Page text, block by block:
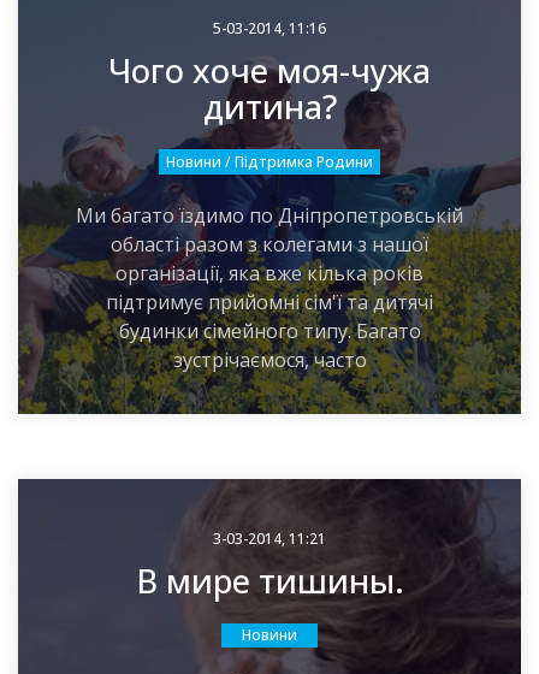
5-03-2014, 11:16
Чого хоче моя-чужа
дитина?
Новини / Підтримка Родини
Ми багато їздимо по Дніпропетровській
області разом з колегами з нашої
організації, яка вже кілька років
підтримує прийомні сім'ї та дитячі
будинки сімейного типу. Багато
зустрічаємося, часто
3-03-2014, 11:21
В мире тишины.
Новини